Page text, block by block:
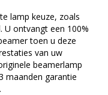
lamp keuze, zoals
U ontvangt een 100%
toen u deze
van uw
beamerlamp
maanden garantie